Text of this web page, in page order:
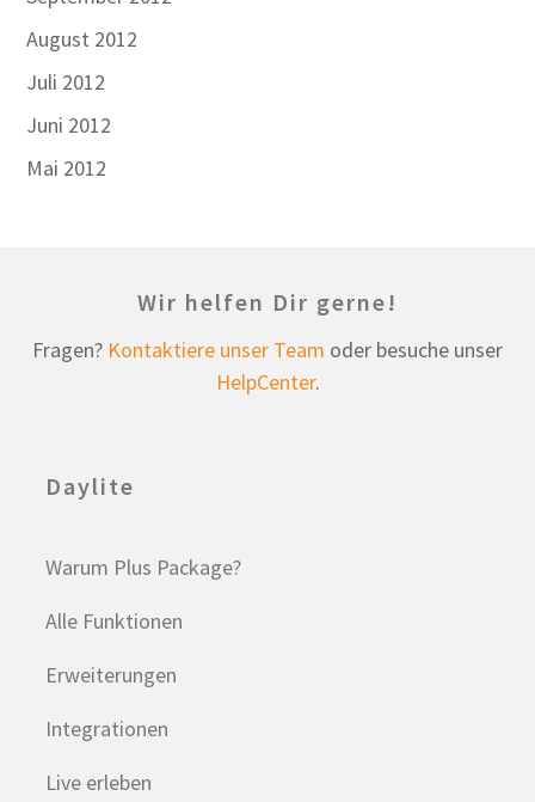
August 2012
Juli 2012
Juni 2012
Mai 2012
Wir helfen Dir gerne!
Fragen? Kontaktiere unser Team oder besuche unser
HelpCenter.
Daylite
Warum Plus Package?
Alle Funktionen
Erweiterungen
Integrationen
Live erleben